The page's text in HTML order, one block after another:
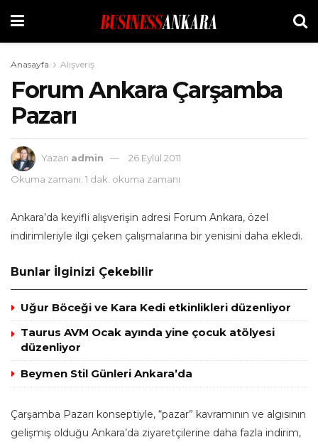
Anasayfa Alışveriş
Forum Ankara Çarşamba
Pazarı
Yazan admin
26 Eylül 2011
Okuma zamanı: 1 dak. okuma zamanı
Ankara’da keyifli alışverişin adresi Forum Ankara, özel
indirimleriyle ilgi çeken çalışmalarına bir yenisini daha ekledi.
Bunlar İlginizi Çekebilir
Uğur Böceği ve Kara Kedi etkinlikleri düzenliyor
Taurus AVM Ocak ayında yine çocuk atölyesi
düzenliyor
Beymen Stil Günleri Ankara’da
Çarşamba Pazarı konseptiyle, “pazar” kavramının ve algısının
gelişmiş olduğu Ankara’da ziyaretçilerine daha fazla indirim,